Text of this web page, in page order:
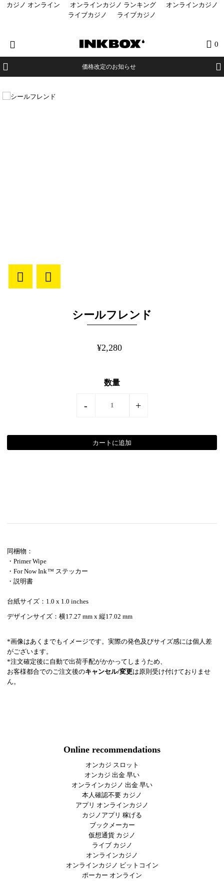
カジノ オンライン オンラインカジノ ランキング
オンラインカジノ
ライブカジノ
ライブカジノ
0
価格改定のお知らせ
シールフレンド
¥2,280
数量
- +
同梱物：
・Primer Wipe
・For Now Ink ™ ステッカー
・説明書
台紙サイズ：1.0 x 1.0 inches
デザインサイズ：横17.27 mm x 縦17.02 mm
*画像はあくまでもイメージです。実際の発色及びサイズ感には個人差
がございます。
*注文確定後に自動で出荷手配がかかってしまうため、
お客様都合でのご注文後のキャンセル/変更は原則受け付けておりませ
ん。
Online recommendations
オンカジ スロット
オンカジ 出金 早い
オンラインカジノ 出金 早い
本人確認不要 カジノ
アプリ オンラインカジノ
カジノアプリ 稼げる
ブックメーカー
仮想通貨 カジノ
ライブ カジノ
オンラインカジノ
オンラインカジノ ビットコイン
ポーカー オンライン
HOME
イベント